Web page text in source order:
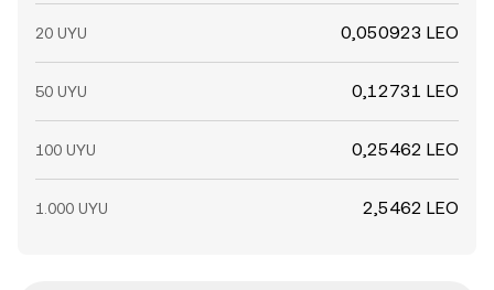
20 UYU 0,050923 LEO
50 UYU 0,12731 LEO
100 UYU 0,25462 LEO
1.000 UYU 2,5462 LEO